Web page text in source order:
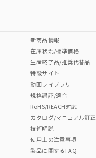
新商品情報
在庫状況/標準価格
生産終了品/推奨代替品
特設サイト
動画ライブラリ
規格認証/適合
RoHS/REACH対応
カタログ/マニュアル訂正
技術解説
使用上の注意事項
製品に関するFAQ